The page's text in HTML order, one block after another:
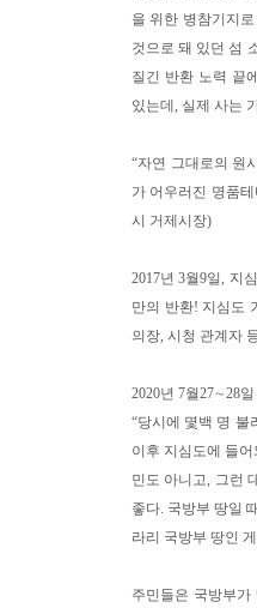
을 위한 병참기지
것으로 돼 있던 섬
질긴 반환 노력 끝
있는데, 실제 사는
“자연 그대로의 원
가 어우러진 명품
시 거제시장)
2017년 3월9일, 지
만의 반환! 지심도
의장, 시청 관계자
2020년 7월27∼28
“당시에 몇백 명 불
이후 지심도에 들
민도 아니고, 그런
좋다. 국방부 땅일
라리 국방부 땅인
주민들은 국방부